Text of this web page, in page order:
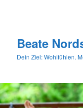
Beate
Dein Ziel: Wohlfühlen.